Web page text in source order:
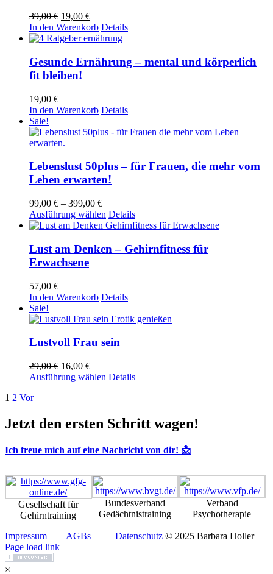
auf
der
gewählt
39,00€ Ursprünglicher
Preis
war:
19,00 €Aktueller
Preis
ist:
In den Warenkorb Details
Gesunde Ernährung – mental und körperlich
fit bleiben!
19,00 €
In den Warenkorb Details
Sale!
Lebenslust 50plus – für Frauen, die mehr vom
Leben erwarten!
99,00 € – 399,00 €Preisspanne:
99,00 €
bis
Ausführung wählen Dieses
Produkt
mehrere
Varianten
können
der
gewählt
Details
Lust am Denken – Gehirnfitness für
Erwachsene
57,00 €
In den Warenkorb Details
Sale!
Lustvoll Frau sein
29,00€ Ursprünglicher
Preis
16,00 €Aktueller
Preis
Ausführung wählen Dieses
Varianten
auf.
Optionen
auf
der
Produktseite
gewählt
werden
Details
1 2 Vor
Jetzt den ersten Schritt wagen!
Ich freue mich auf eine Nachricht von dir! 📩
Gesellschaft für
Gehirntraining
Bundesverband
Gedächtnistraining
Verband
Psychotherapie
Impressum AGBs Datenschutz © 2025 Barbara Holler
Facebook
Instagram
Pinterest
Page load link
×